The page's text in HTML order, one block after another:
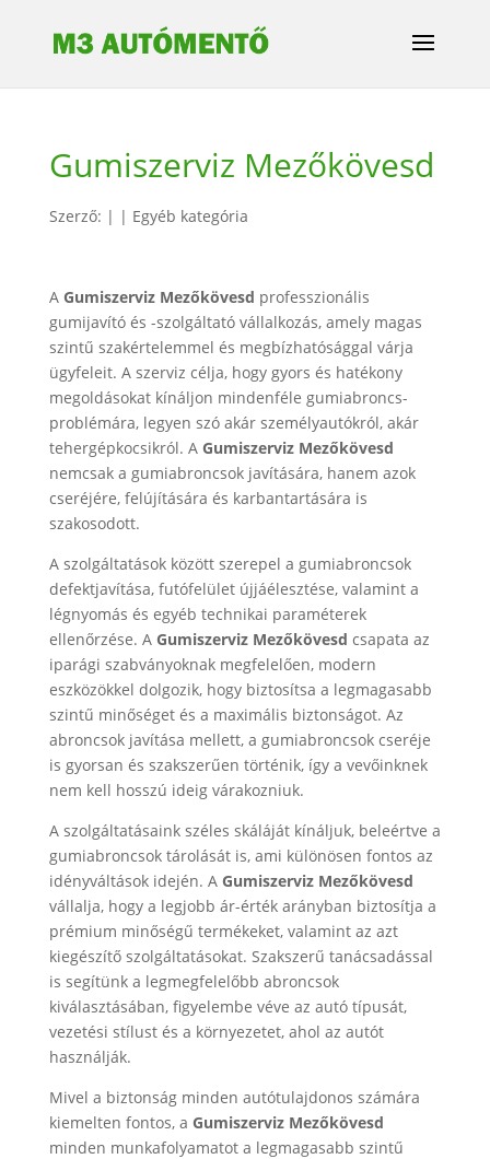
Gumiszerviz Mezőkövesd
Szerző: | | Egyéb kategória
A Gumiszerviz Mezőkövesd professzionális
gumijavító és -szolgáltató vállalkozás, amely magas
szintű szakértelemmel és megbízhatósággal várja
ügyfeleit. A szerviz célja, hogy gyors és hatékony
megoldásokat kínáljon mindenféle gumiabroncs-
problémára, legyen szó akár személyautókról, akár
tehergépkocsikról. A Gumiszerviz Mezőkövesd
nemcsak a gumiabroncsok javítására, hanem azok
cseréjére, felújítására és karbantartására is
szakosodott.
A szolgáltatások között szerepel a gumiabroncsok
defektjavítása, futófelület újjáélesztése, valamint a
légnyomás és egyéb technikai paraméterek
ellenőrzése. A Gumiszerviz Mezőkövesd csapata az
iparági szabványoknak megfelelően, modern
eszközökkel dolgozik, hogy biztosítsa a legmagasabb
szintű minőséget és a maximális biztonságot. Az
abroncsok javítása mellett, a gumiabroncsok cseréje
is gyorsan és szakszerűen történik, így a vevőinknek
nem kell hosszú ideig várakozniuk.
A szolgáltatásaink széles skáláját kínáljuk, beleértve a
gumiabroncsok tárolását is, ami különösen fontos az
idényváltások idején. A Gumiszerviz Mezőkövesd
vállalja, hogy a legjobb ár-érték arányban biztosítja a
prémium minőségű termékeket, valamint az azt
kiegészítő szolgáltatásokat. Szakszerű tanácsadással
is segítünk a legmegfelelőbb abroncsok
kiválasztásában, figyelembe véve az autó típusát,
vezetési stílust és a környezetet, ahol az autót
használják.
Mivel a biztonság minden autótulajdonos számára
kiemelten fontos, a Gumiszerviz Mezőkövesd
minden munkafolyamatot a legmagasabb szintű